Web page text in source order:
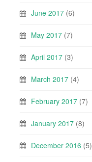
June 2017 (6)
May 2017 (7)
April 2017 (3)
March 2017 (4)
February 2017 (7)
January 2017 (8)
December 2016 (5)